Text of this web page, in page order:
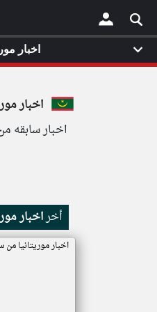
×
اخبار
اخبار سابقه من
أخراخبار
اخبار موريتانيا
اخبار